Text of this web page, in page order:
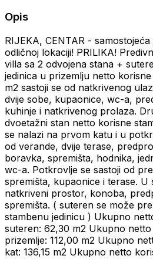
Opis
RIJEKA, CENTAR -
odličnoj lokaciji! PRILIKA!
villa sa 2 odvojena stana +
jedinica u prizemlju netto
m2 sastoji se od natkrivenog
dvije sobe, kupaonice, wc-a,
kuhinje i natkrivenog prolaza.
dvoetažni stan netto korisne
se nalazi na prvom katu i u
od verande, dvije terase,
boravka, spremišta, hodnika,
wc-a. Potkrovlje se sastoji od
spremišta, kupaonice i terase. U
natkriveni prostor, konoba,
spremišta. ( suteren se može
stambenu jedinicu ) Ukupno
suteren: 62,30 m2 Ukupno
prizemlje: 112,00 m2 Ukupno
kat: 136,15 m2 Ukupno netto